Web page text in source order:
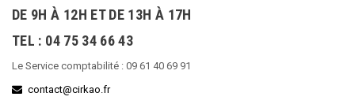
DE 9H À 12H ET DE 13H À 17H
TEL : 04 75 34 66 43
Le Service comptabilité : 09 61 40 69 91
contact@cirkao.fr